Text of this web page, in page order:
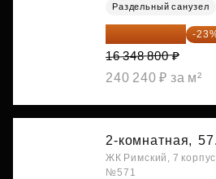
Раздельный санузел
12 588 576 ₽ -
16 348 800 ₽
240 240 ₽ за м²
2-комнатная,
ЖК Римский, 7
№571